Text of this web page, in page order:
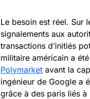
Le besoin est réel. Sur
signalements aux
transactions d’initiés
militaire américain a
Polymarket avant la
ingénieur de Google a
grâce à des paris liés